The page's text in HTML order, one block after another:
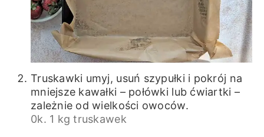
Truskawki umyj, usuń szypułki i pokrój na
mniejsze kawałki – połówki lub ćwiartki –
zależnie od wielkości owoców.
0k. 1 kg truskawek